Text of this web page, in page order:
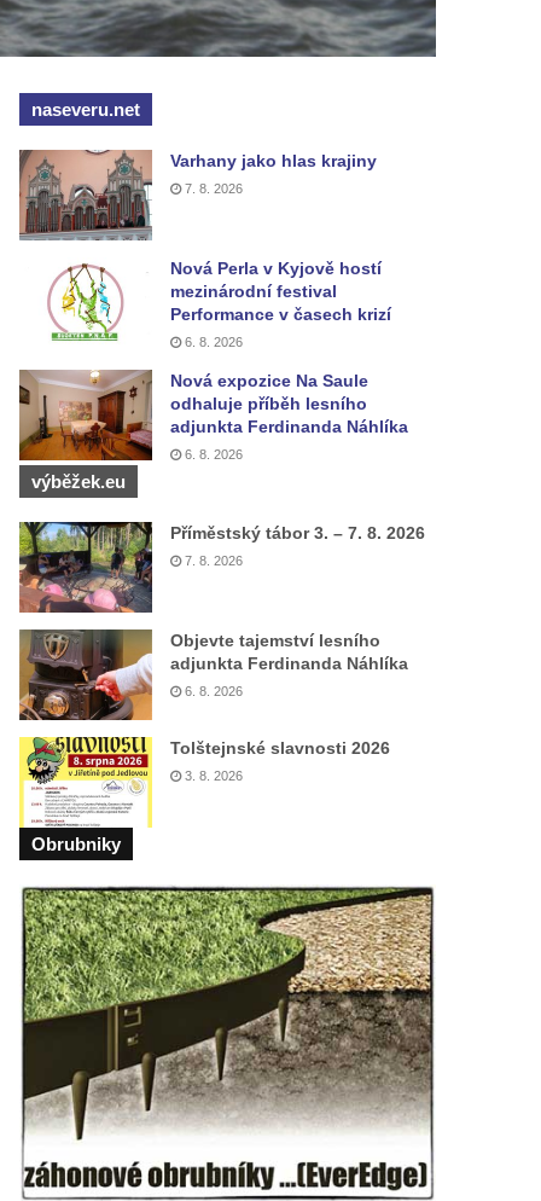
naseveru.net
Varhany jako hlas krajiny
7. 8. 2026
Nová Perla v Kyjově hostí
mezinárodní festival
Performance v časech krizí
6. 8. 2026
Nová expozice Na Saule
odhaluje příběh lesního
adjunkta Ferdinanda Náhlíka
6. 8. 2026
výběžek.eu
Příměstský tábor 3. – 7. 8. 2026
7. 8. 2026
Objevte tajemství lesního
adjunkta Ferdinanda Náhlíka
6. 8. 2026
Tolštejnské slavnosti 2026
3. 8. 2026
Obrubniky